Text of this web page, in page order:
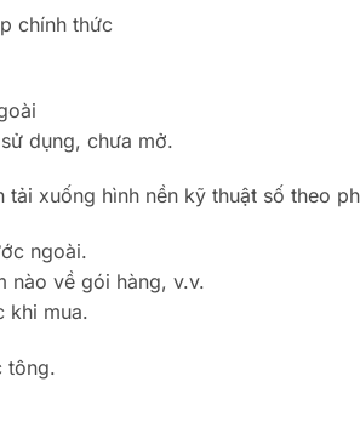
chính thức
dụng, chưa mở.
xuống hình nền kỹ thuật số theo
ngoài.
nào về gói hàng, v.v.
khi mua.
tông.